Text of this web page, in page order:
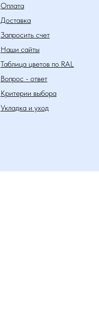
Оплата
Доставка
Запросить счет
Наши сайты
Таблица цветов по RAL
Вопрос - ответ
Критерии выбора
Укладка и уход